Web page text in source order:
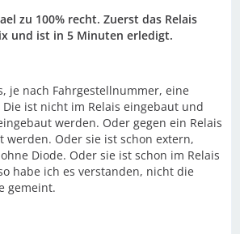
zu 100% recht. Zuerst das Relais
und ist in 5 Minuten erledigt.
je nach Fahrgestellnummer, eine
ist nicht im Relais eingebaut und
werden. Oder gegen ein Relais
werden. Oder sie ist schon extern,
Diode. Oder sie ist schon im Relais
habe ich es verstanden, nicht die
gemeint.